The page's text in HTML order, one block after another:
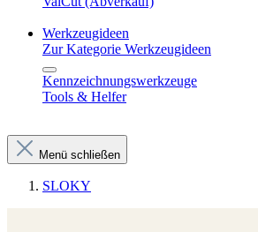
Werkzeugideen
Zur Kategorie Werkzeugideen
Kennzeichnungswerkzeuge
Tools & Helfer
Menü schließen
SLOKY